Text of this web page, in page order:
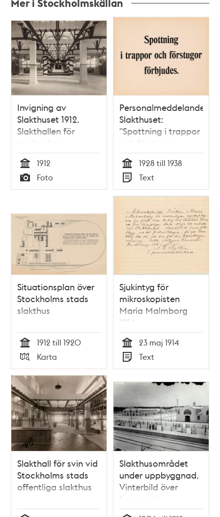
Mer i Stockholmskällan
Relaterade
poster
och
teman
Invigning av
Slakthuset 1912.
Slakthallen för
storboskap
dekorerad för
invigning
Tid
1912
Typ
Foto
Personalmeddelande
Slakthuset:
"Spottning i trappor
och förstugor
förbjudes"
Tid
1928 till 1938
Typ
Text
Situationsplan över
Stockholms stads
slakthus
Tid
1912 till 1920
Typ
Karta
Sjukintyg för
mikroskopisten
Maria Malmborg
1914
Tid
23 maj 1914
Typ
Text
Slakthall för svin vid
Stockholms stads
offentliga slakthus
Slakthusområdet
under uppbyggnad.
Vinterbild över
hagar och
ladugårdar.